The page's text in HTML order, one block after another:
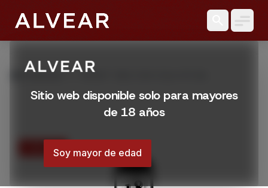
Sitio web disponible solo para mayores
de 18 años
Soy mayor de edad
Productos FERNET 1882 CON COLA 473 ML
15% OFF